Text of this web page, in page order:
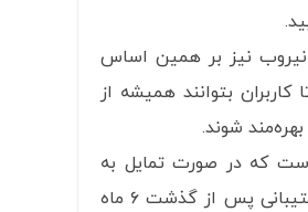
نیز بر همین اساس
کاربران بتوانند همیشه از
شوند.
که در صورت تمایل به
ارسال تیکت پشتیبانی پس از گذشت ۶ ماه